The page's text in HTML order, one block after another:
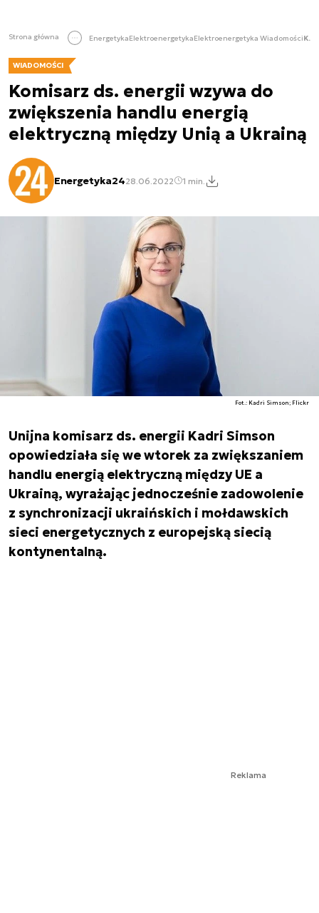
Strona główna EnergetykaElektroenergetykaElektroenergetyka Wiadomości
WIADOMOŚCI
Komisarz ds. energii wzywa do
zwiększenia handlu energią
elektryczną między Unią a Ukrainą
Energetyka2428.06.2022 1 min.
Fot.: Kadri Simson; Flickr
Unijna komisarz ds. energii Kadri Simson
opowiedziała się we wtorek za zwiększaniem
handlu energią elektryczną między UE a
Ukrainą, wyrażając jednocześnie zadowolenie
z synchronizacji ukraińskich i mołdawskich
sieci energetycznych z europejską siecią
kontynentalną.
Reklama